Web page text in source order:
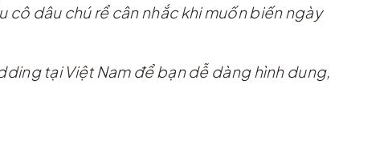
dâu chú rể cân nhắc khi muốn biến ngày
tại Việt Nam để bạn dễ dàng hình dung,